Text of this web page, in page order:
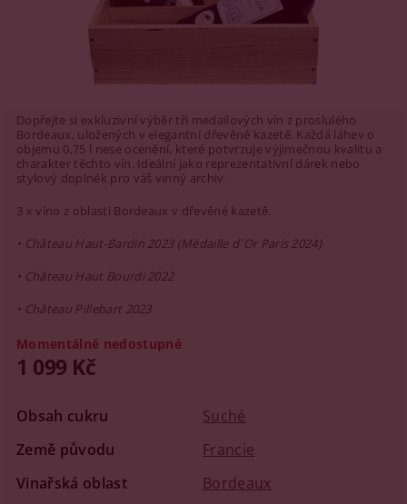
Dopřejte si exkluzivní výběr tří medailových vín z proslulého
Bordeaux, uložených v elegantní dřevěné kazetě. Každá láhev o
objemu 0,75 l nese ocenění, které potvrzuje výjimečnou kvalitu a
charakter těchto vín. Ideální jako reprezentativní dárek nebo
stylový doplněk pro váš vinný archiv.
3 x víno z oblasti Bordeaux v dřevěné kazetě.
• Château Haut-Bardin 2023 (Médaille d´Or Paris 2024)
• Château Haut Bourdi 2022
• Château Pillebart 2023
Momentálně nedostupné
1 099 Kč
Obsah cukru
Suché
Země původu
Francie
Vinařská oblast
Bordeaux